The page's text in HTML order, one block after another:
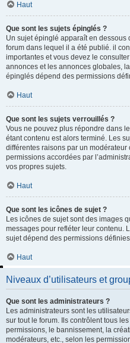
Haut
Que sont les sujets épinglés ?
Un sujet épinglé apparaît en
forum dans lequel il a été publié. il
importantes et vous devez le
annonces et les annonces globales,
épinglés dépend des permissions
Haut
Que sont les sujets verrouillés ?
Vous ne pouvez plus répondre dans
étant contenu est alors terminé. Les
différentes raisons par un
permissions accordées par
vos propres sujets.
Haut
Que sont les icônes de sujet ?
Les icônes de sujet sont des images
messages pour refléter leur contenu.
sujet dépend des permissions
Haut
Niveaux d’utilisateurs et
Que sont les administrateurs ?
Les administrateurs sont les
sur tout le forum. Ils contrôlent tous
permissions, le bannissement, la
modérateurs, etc., selon les